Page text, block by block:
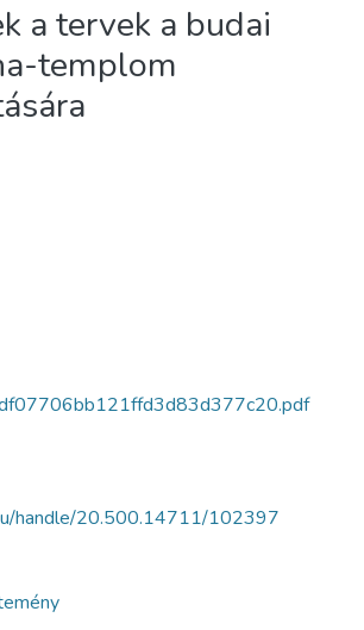
a tervek a budai
templom
handle/20.500.14711/102397